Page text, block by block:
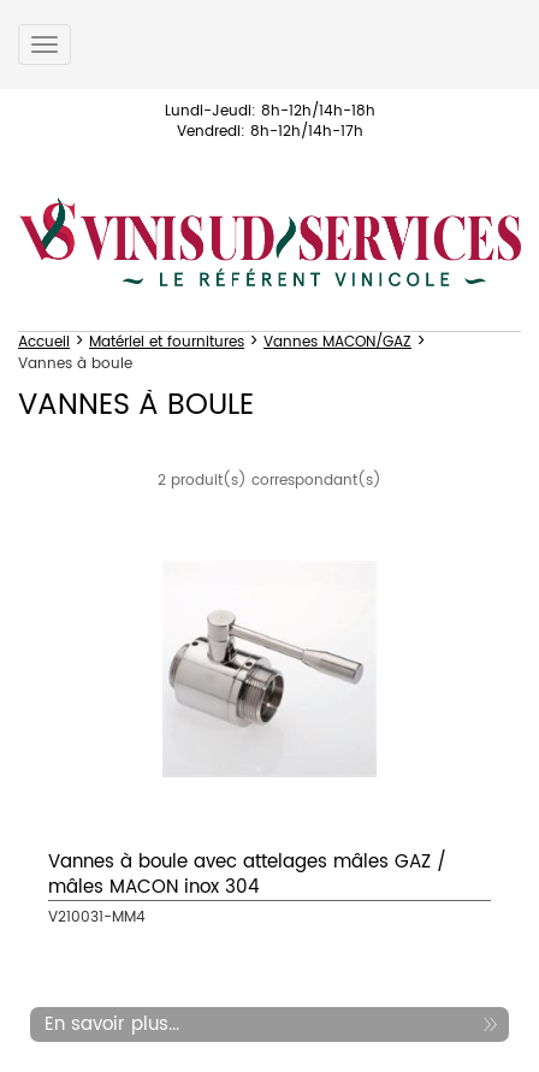
Toggle
navigation
Lundi-Jeudi: 8h-12h/14h-18h
Vendredi: 8h-12h/14h-17h
Accueil > Matériel et fournitures > Vannes MACON/GAZ >
Vannes à boule
VANNES À BOULE
2 produit(s) correspondant(s)
Vannes à boule avec attelages mâles GAZ /
mâles MACON inox 304
V210031-MM4
En savoir plus...